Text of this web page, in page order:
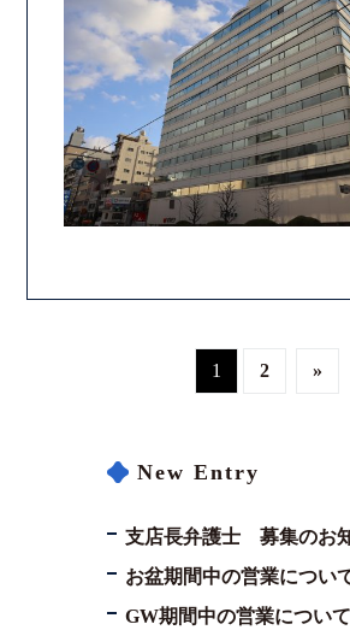
1 2 »
New Entry
支店長弁護士 募集のお
お盆期間中の営業につい
GW期間中の営業について